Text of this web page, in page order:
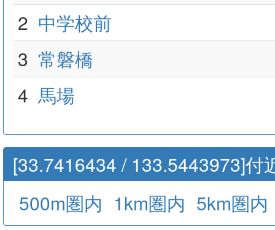
2 中学校前
3 常磐橋
4 馬場
[33.7416434 / 133.5443973]付
500m圏内 1km圏内 5km圏内